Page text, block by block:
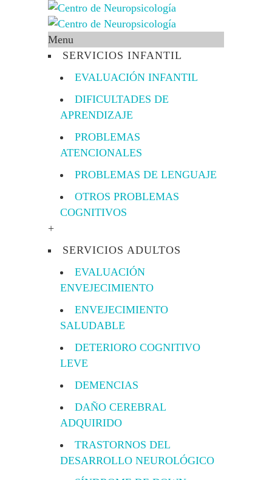
Menu
SERVICIOS INFANTIL
EVALUACIÓN INFANTIL
DIFICULTADES DE
APRENDIZAJE
PROBLEMAS
ATENCIONALES
PROBLEMAS DE LENGUAJE
OTROS PROBLEMAS
COGNITIVOS
+
SERVICIOS ADULTOS
EVALUACIÓN
ENVEJECIMIENTO
ENVEJECIMIENTO
SALUDABLE
DETERIORO COGNITIVO
LEVE
DEMENCIAS
DAÑO CEREBRAL
ADQUIRIDO
TRASTORNOS DEL
DESARROLLO NEUROLÓGICO